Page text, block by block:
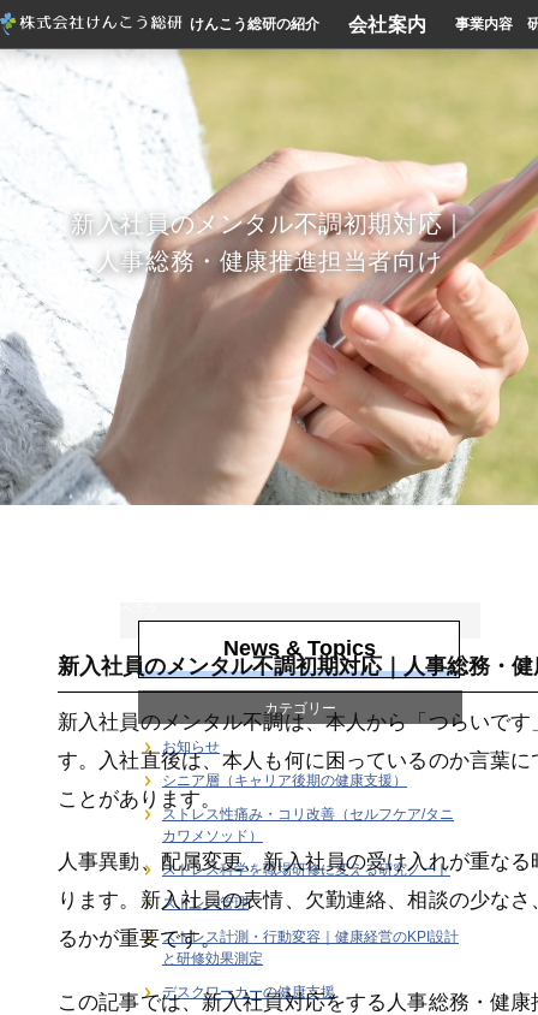
けんこう総研の紹介 会社案内 事業内容
新入社員のメンタル不調初期対応｜
人事総務・健康推進担当者向け
新入社員のメンタル不調初期対応｜人事総務・
新入社員のメンタル不調は、本人から「つらいで
す。入社直後は、本人も何に困っているのか言葉
ことがあります。
人事異動、配属変更、新入社員の受け入れが重な
ります。新入社員の表情、欠勤連絡、相談の少な
るかが重要です。
この記事では、新入社員対応をする人事総務・健
News & Topics
カテゴリー
お知らせ
シニア層（キャリア後期の健康支援）
ストレス性痛み・コリ改善（セルフケア/タニ
カワメソッド）
ストレス科学を職場研修に変える研究ノート
ストレス管理
ストレス計測・行動変容｜健康経営のKPI設計
と研修効果測定
デスクワーカーの健康支援